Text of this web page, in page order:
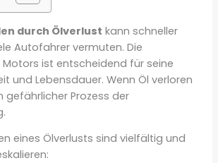
durch Ölverlust kann schneller
Autofahrer vermuten. Die
ist entscheidend für seine
und Lebensdauer. Wenn Öl verloren
gefährlicher Prozess der
eines Ölverlusts sind vielfältig und